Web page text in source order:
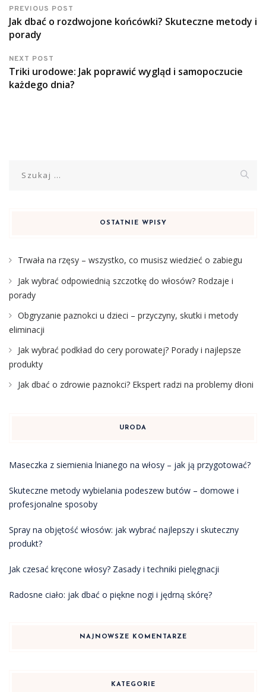
PREVIOUS POST
Jak dbać o rozdwojone końcówki? Skuteczne metody i
porady
NEXT POST
Triki urodowe: Jak poprawić wygląd i samopoczucie
każdego dnia?
OSTATNIE WPISY
Trwała na rzęsy – wszystko, co musisz wiedzieć o zabiegu
Jak wybrać odpowiednią szczotkę do włosów? Rodzaje i
porady
Obgryzanie paznokci u dzieci – przyczyny, skutki i metody
eliminacji
Jak wybrać podkład do cery porowatej? Porady i najlepsze
produkty
Jak dbać o zdrowie paznokci? Ekspert radzi na problemy dłoni
URODA
Maseczka z siemienia lnianego na włosy – jak ją przygotować?
Skuteczne metody wybielania podeszew butów – domowe i
profesjonalne sposoby
Spray na objętość włosów: jak wybrać najlepszy i skuteczny
produkt?
Jak czesać kręcone włosy? Zasady i techniki pielęgnacji
Radosne ciało: jak dbać o piękne nogi i jędrną skórę?
NAJNOWSZE KOMENTARZE
KATEGORIE